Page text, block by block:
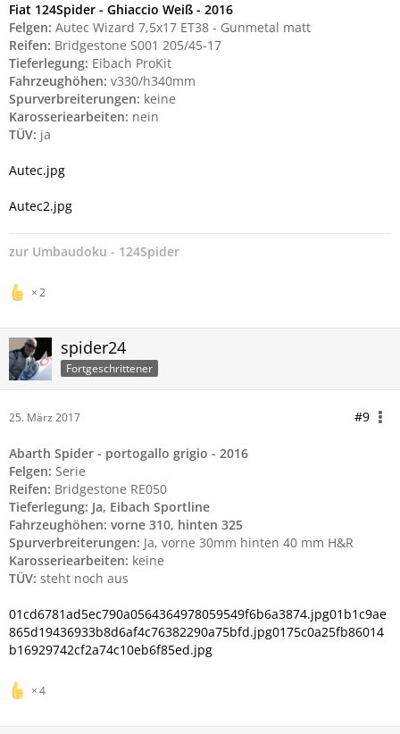
Fiat 124Spider - Ghiaccio Weiß - 2016
Felgen: Autec Wizard 7,5x17 ET38 - Gunmetal matt
Reifen: Bridgestone S001 205/45-17
Tieferlegung: Eibach ProKit
Fahrzeughöhen: v330/h340mm
Spurverbreiterungen: keine
Karosseriearbeiten: nein
TÜV: ja
Autec.jpg
Autec2.jpg
zur Umbaudoku - 124Spider
2
spider24
Fortgeschrittener
25. März 2017 #9
Abarth Spider - portogallo grigio - 2016
Felgen: Serie
Reifen: Bridgestone RE050
Tieferlegung: Ja, Eibach Sportline
Fahrzeughöhen: vorne 310, hinten 325
Spurverbreiterungen: Ja, vorne 30mm hinten 40 mm H&R
Karosseriearbeiten: keine
TÜV: steht noch aus
01cd6781ad5ec790a0564364978059549f6b6a3874.jpg01b1c9ae
865d19436933b8d6af4c76382290a75bfd.jpg0175c0a25fb86014
b16929742cf2a74c10eb6f85ed.jpg
4